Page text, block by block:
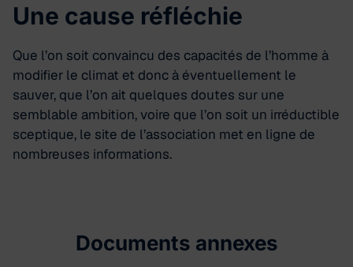
Une cause réfléchie
Que l’on soit convaincu des capacités de l’homme à
modifier le climat et donc à éventuellement le
sauver, que l’on ait quelques doutes sur une
semblable ambition, voire que l’on soit un irréductible
sceptique, le site de l’association met en ligne de
nombreuses informations.
Documents annexes